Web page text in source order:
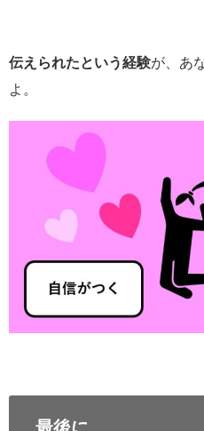
伝えられたという経験が、あ
よ。